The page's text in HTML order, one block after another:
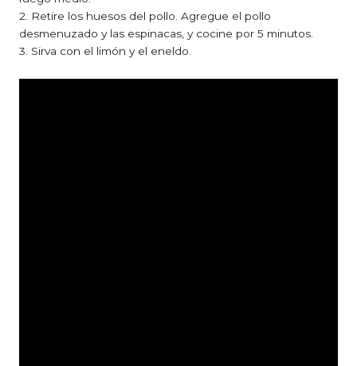
2. Retire los huesos del pollo. Agregue el pollo
desmenuzado y las espinacas, y cocine por 5 minutos.
3. Sirva con el limón y el eneldo.